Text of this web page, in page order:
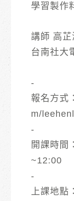
學習製作
講師 高芷
台南社大
-
報名方式：
m/
-
開課時間
~12:00
-
上課地